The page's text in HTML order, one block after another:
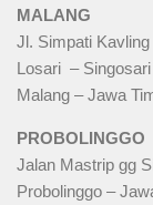
MALANG
Jl. Simpati
Losari – Singosari
Malang – Jawa
PROBOLINGGO
Jalan Mastrip gg
Probolinggo –